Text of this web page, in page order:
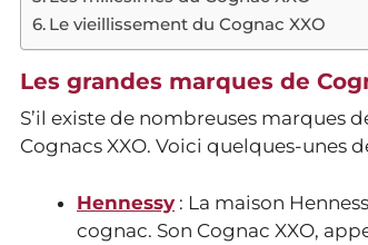
Le vieillissement du Cognac XXO
Les grandes marques de
S’il existe de nombreuses marques
Cognacs XXO. Voici quelques-unes
Hennessy : La maison
cognac. Son Cognac XXO,